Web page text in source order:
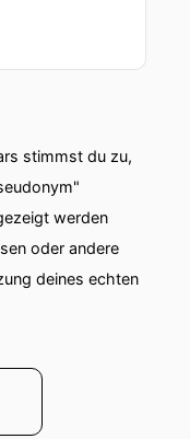
stimmst du zu,
werden
oder andere
deines echten